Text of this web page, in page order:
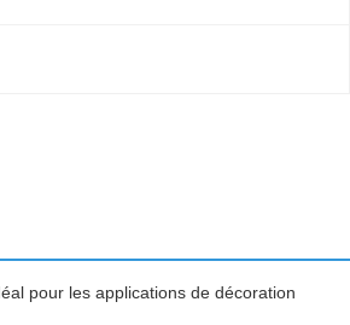
pour les applications de décoration